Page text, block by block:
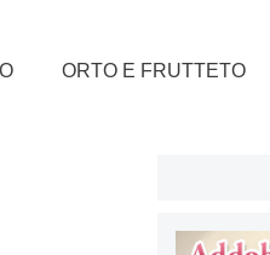
ORTO E FRUTTETO